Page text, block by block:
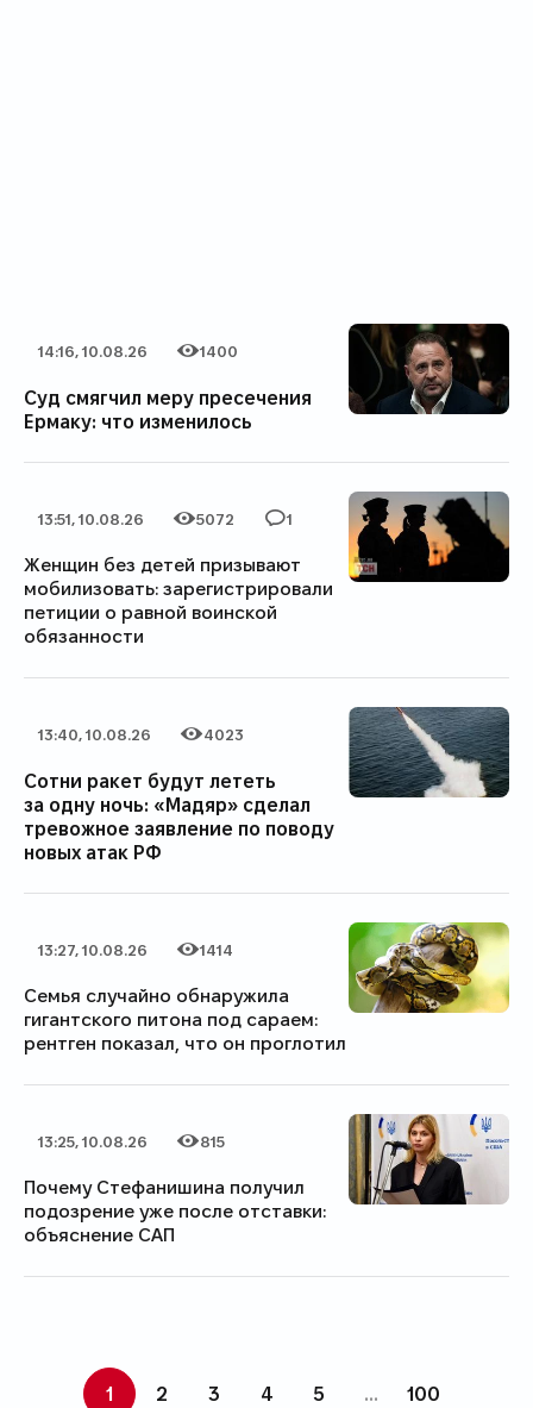
Дата публикации
14:16, 10.08.26
Категория
Количество просмотров
1400
Суд смягчил меру пресечения
Ермаку: что изменилось
Дата публикации
13:51, 10.08.26
Категория
Количество просмотров
5072
Количество комментариев
1
Женщин без детей призывают
мобилизовать: зарегистрировали
петиции о равной воинской
обязанности
Дата публикации
13:40, 10.08.26
Категория
Количество просмотров
4023
Сотни ракет будут лететь
за одну ночь: «Мадяр» сделал
тревожное заявление по поводу
новых атак РФ
Дата публикации
13:27, 10.08.26
Категория
Количество просмотров
1414
Семья случайно обнаружила
гигантского питона под сараем:
рентген показал, что он проглотил
Дата публикации
13:25, 10.08.26
Категория
Количество просмотров
815
Почему Стефанишина получил
подозрение уже после отставки:
объяснение САП
1 2 3 4 5 ... 100